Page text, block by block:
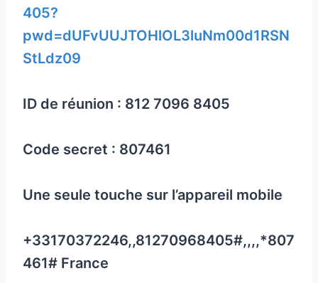
405?
pwd=dUFvUUJTOHlOL3luNm00d1RSN
StLdz09
ID de réunion : 812 7096 8405
Code secret : 807461
Une seule touche sur l’appareil mobile
+33170372246,,81270968405#,,,,*807
461# France